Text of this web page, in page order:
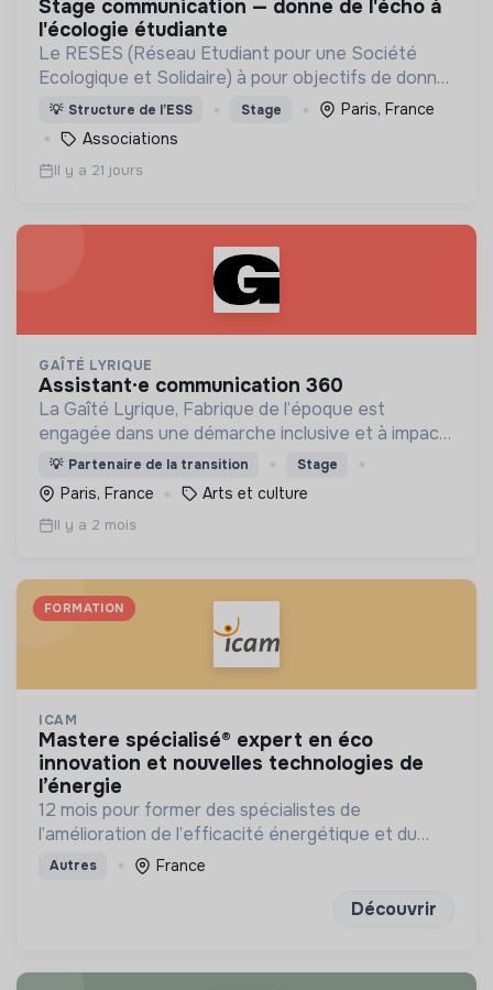
stage communication — donne de l'écho à
l'écologie étudiante
Le RESES (Réseau Etudiant pour une Société
Ecologique et Solidaire) à pour objectifs de donner
les clefs au monde étudiant pour en faire un
accélérateur de transition !
💡 Structure de l’ESS Stage
Paris, France
Associations
Il y a 21 jours
GAÎTÉ LYRIQUE
assistant·e communication 360
La Gaîté Lyrique, Fabrique de l’époque est
engagée dans une démarche inclusive et à impact :
nous invitons donc toute personne qui le souhaite
à postuler à cette offre.
💡 Partenaire de la transition Stage
Paris, France Arts et culture
Il y a 2 mois
FORMATION
ICAM
mastere spécialisé® expert en éco
innovation et nouvelles technologies de
l’énergie
12 mois pour former des spécialistes de
l’amélioration de l’efficacité énergétique et du
développement des énergies renouvelables
Autres France
Découvrir